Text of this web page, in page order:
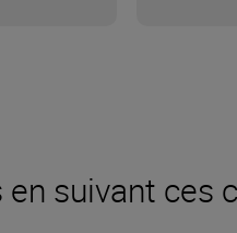
suivant ces